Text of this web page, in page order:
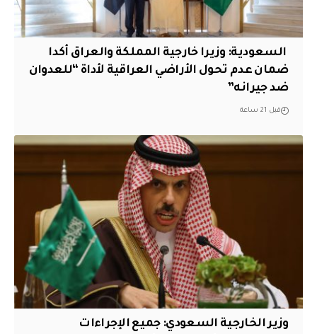
‏ السعودية: وزيرا خارجية المملكة والعراق أكدا
ضمان عدم تحول الأراضي العراقية لأداة “للعدوان
ضد جيرانه”
قبل 21 ساعة
وزير الخارجية السعودي: جميع الإجراءات